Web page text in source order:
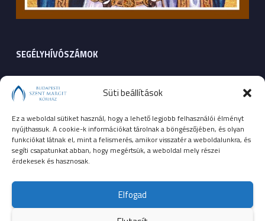
Süti beállítások
Ez a weboldal sütiket használ, hogy a lehető legjobb felhasználói élményt
nyújthassuk. A cookie-k információkat tárolnak a böngészőjében, és olyan
funkciókat látnak el, mint a felismerés, amikor visszatér a weboldalunkra, és
segíti csapatunkat abban, hogy megértsük, a weboldal mely részei
érdekesek és hasznosak.
Elfogad
SEGÉLYHÍVÓSZÁMOK
107rendőrség
112egységes európai segélyhívószám